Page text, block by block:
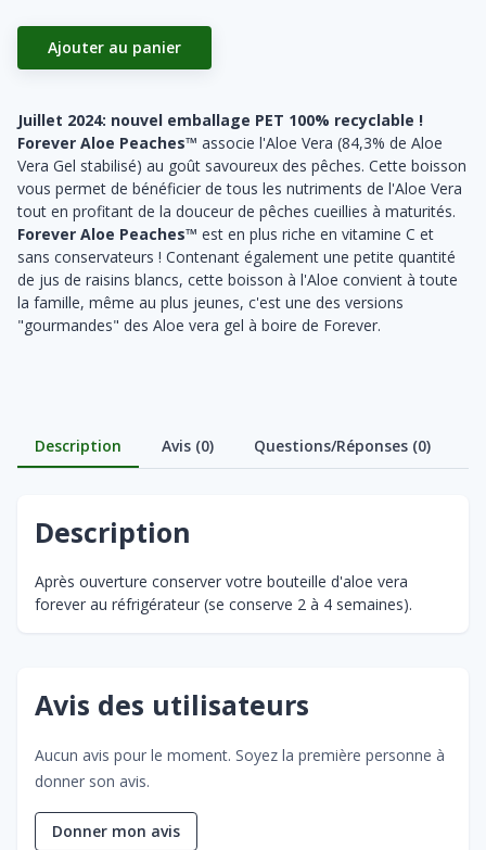
Ajouter au panier
Juillet 2024: nouvel emballage PET 100% recyclable !
Forever Aloe Peaches™ associe l'Aloe Vera (84,3% de Aloe
Vera Gel stabilisé) au goût savoureux des pêches. Cette boisson
vous permet de bénéficier de tous les nutriments de l'Aloe Vera
tout en profitant de la douceur de pêches cueillies à maturités.
Forever Aloe Peaches™ est en plus riche en vitamine C et
sans conservateurs ! Contenant également une petite quantité
de jus de raisins blancs, cette boisson à l'Aloe convient à toute
la famille, même au plus jeunes, c'est une des versions
"gourmandes" des Aloe vera gel à boire de Forever.
Description Avis (0) Questions/Réponses (0)
Description
Après ouverture conserver votre bouteille d'aloe vera
forever au réfrigérateur (se conserve 2 à 4 semaines).
Avis des utilisateurs
Aucun avis pour le moment. Soyez la première personne à
donner son avis.
Donner mon avis